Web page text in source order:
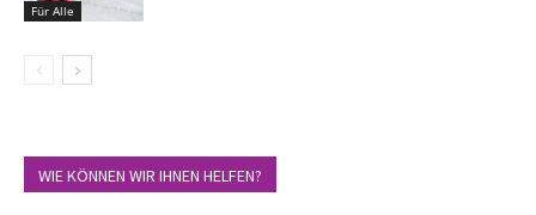
Für Alle
WIE KÖNNEN WIR IHNEN HELFEN?